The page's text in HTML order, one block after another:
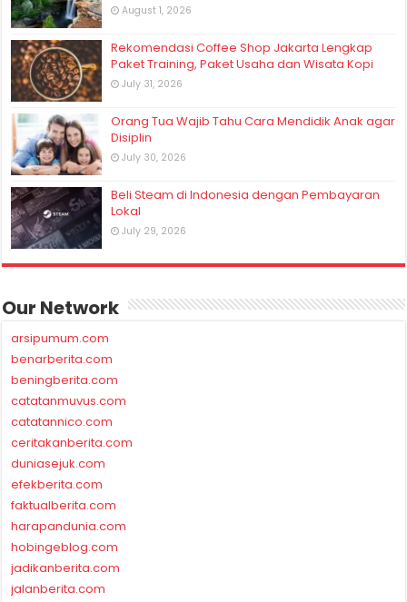
August 1, 2026
Rekomendasi Coffee Shop Jakarta Lengkap
Paket Training, Paket Usaha dan Wisata Kopi
July 31, 2026
Orang Tua Wajib Tahu Cara Mendidik Anak agar
Disiplin
July 30, 2026
Beli Steam di Indonesia dengan Pembayaran
Lokal
July 29, 2026
Our Network
arsipumum.com
benarberita.com
beningberita.com
catatanmuvus.com
catatannico.com
ceritakanberita.com
duniasejuk.com
efekberita.com
faktualberita.com
harapandunia.com
hobingeblog.com
jadikanberita.com
jalanberita.com